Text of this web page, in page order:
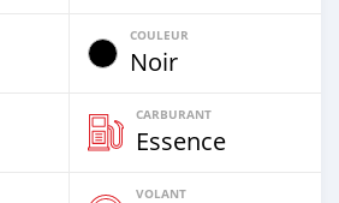
COULEUR
Noir
CARBURANT
Essence
VOLANT